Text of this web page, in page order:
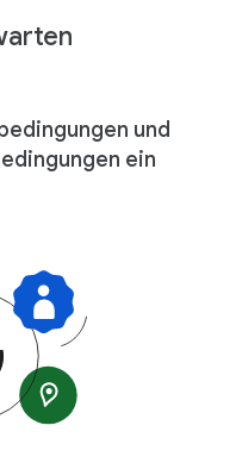
und
ein